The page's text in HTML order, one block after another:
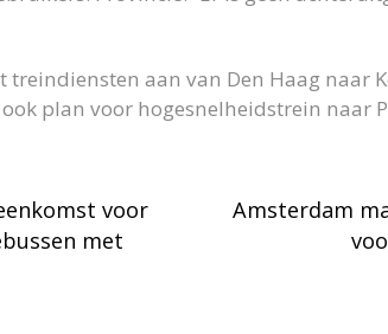
treindiensten aan van Den Haag naar
plan voor hogesnelheidstrein naar
voor
met
Amsterdam